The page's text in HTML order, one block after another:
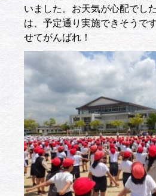
いました。お天気が心配でし
は、予定通り実施できそうで
せてがんばれ！